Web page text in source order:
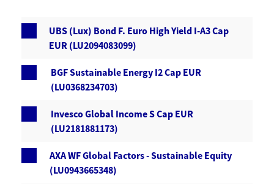
UBS (Lux) Bond F. Euro High Yield I-A3 Cap
EUR (LU2094083099)
BGF Sustainable Energy I2 Cap EUR
(LU0368234703)
Invesco Global Income S Cap EUR
(LU2181881173)
AXA WF Global Factors - Sustainable Equity
(LU0943665348)